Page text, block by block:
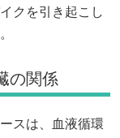
クを引き起こし
の関係
スは、血液循環